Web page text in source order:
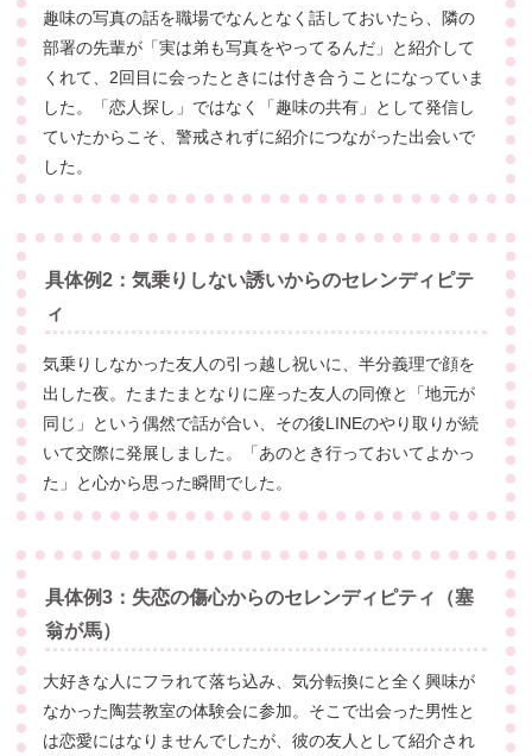
趣味の写真の話を職場でなんとなく話しておいたら、隣の
部署の先輩が「実は弟も写真をやってるんだ」と紹介して
くれて、2回目に会ったときには付き合うことになっていま
した。「恋人探し」ではなく「趣味の共有」として発信し
ていたからこそ、警戒されずに紹介につながった出会いで
した。
具体例2：気乗りしない誘いからのセレンディピテ
ィ
気乗りしなかった友人の引っ越し祝いに、半分義理で顔を
出した夜。たまたまとなりに座った友人の同僚と「地元が
同じ」という偶然で話が合い、その後LINEのやり取りが続
いて交際に発展しました。「あのとき行っておいてよかっ
た」と心から思った瞬間でした。
具体例3：失恋の傷心からのセレンディピティ（塞
翁が馬）
大好きな人にフラれて落ち込み、気分転換にと全く興味が
なかった陶芸教室の体験会に参加。そこで出会った男性と
は恋愛にはなりませんでしたが、彼の友人として紹介され